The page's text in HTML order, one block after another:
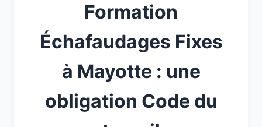
Formation
Échafaudages Fixes
à Mayotte : une
obligation Code du